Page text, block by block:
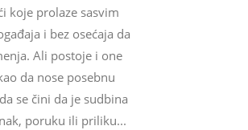
koje prolaze sasvim
i bez osećaja da
Ali postoje i one
da nose posebnu
se čini da je sudbina
poruku ili priliku...